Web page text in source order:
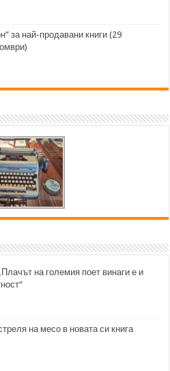
за най-продавани книги (29
на големия поет винаги е и
на месо в новата си книга